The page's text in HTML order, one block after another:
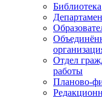
Библиотека
Отдел
работы
Планово-